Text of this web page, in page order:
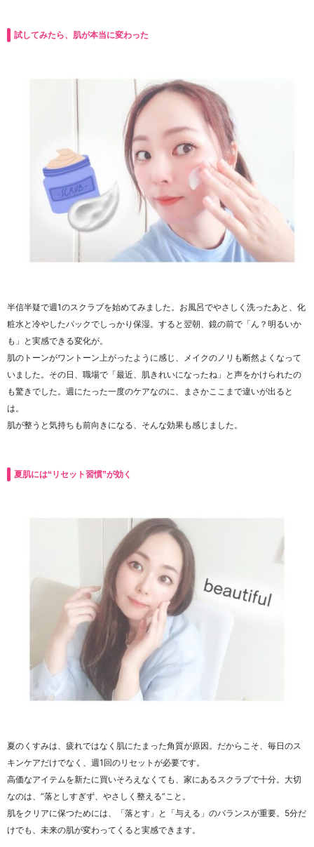
試してみたら、肌が本当に変わった
半信半疑で週1のスクラブを始めてみました。お風呂でやさしく洗ったあと、化
粧水と冷やしたパックでしっかり保湿。すると翌朝、鏡の前で「ん？明るいか
も」と実感できる変化が。
肌のトーンがワントーン上がったように感じ、メイクのノリも断然よくなって
いました。その日、職場で「最近、肌きれいになったね」と声をかけられたの
も驚きでした。週にたった一度のケアなのに、まさかここまで違いが出ると
は。
肌が整うと気持ちも前向きになる、そんな効果も感じました。
夏肌には“リセット習慣”が効く
夏のくすみは、疲れではなく肌にたまった角質が原因。だからこそ、毎日のス
キンケアだけでなく、週1回のリセットが必要です。
高価なアイテムを新たに買いそろえなくても、家にあるスクラブで十分。大切
なのは、“落としすぎず、やさしく整える”こと。
肌をクリアに保つためには、「落とす」と「与える」のバランスが重要。5分だ
けでも、未来の肌が変わってくると実感できます。